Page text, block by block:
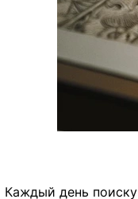
Каждый день